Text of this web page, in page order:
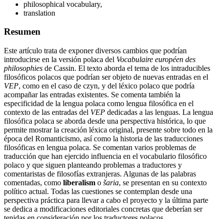
philosophical vocabulary,
translation
Resumen
Este artículo trata de exponer diversos cambios que podrían
introducirse en la versión polaca del Vocabulaire européen des
philosophies de Cassin. El texto aborda el tema de los intraducibles
filosóficos polacos que podrían ser objeto de nuevas entradas en el
VEP, como en el caso de czyn, y del léxico polaco que podría
acompañar las entradas existentes. Se comenta también la
especificidad de la lengua polaca como lengua filosófica en el
contexto de las entradas del VEP dedicadas a las lenguas. La lengua
filosófica polaca se aborda desde una perspectiva histórica, lo que
permite mostrar la creación léxica original, presente sobre todo en la
época del Romanticismo, así como la historia de las traducciones
filosóficas en lengua polaca. Se comentan varios problemas de
traducción que han ejercido influencia en el vocabulario filosófico
polaco y que siguen planteando problemas a traductores y
comentaristas de filosofías extranjeras. Algunas de las palabras
comentadas, como liberalism o šaria, se presentan en su contexto
político actual. Todas las cuestiones se contemplan desde una
perspectiva práctica para llevar a cabo el proyecto y la última parte
se dedica a modificaciones editoriales concretas que deberían ser